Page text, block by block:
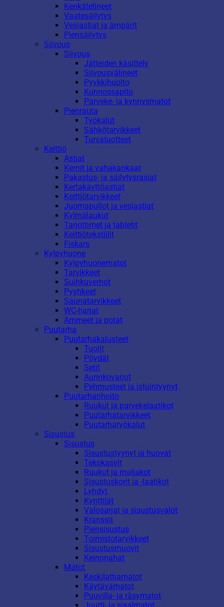
Kenkätelineet
Vaatesäilytys
Vesiastiat ja ämpärit
Piensäilytys
Siivous
Siivous
Jätteiden käsittely
Siivousvälineet
Pyykkihuolto
Kunnossapito
Parveke- ja kynnysmatot
Pienrauta
Työkalut
Sähkötarvikkeet
Turvatuotteet
Keittiö
Astiat
Kernit ja vahakankaat
Pakastus- ja säilytysrasiat
Kertakäyttöastiat
Keittiötarvikkeet
Juomapullot ja vesiastiat
Kylmälaukut
Tarjottimet ja tabletit
Keittiötekstiilit
Fiskars
Kylpyhuone
Kylpyhuonematot
Tarvikkeet
Suihkuverhot
Pyyhkeet
Saunatarvikkeet
WC-harjat
Ammeet ja potat
Puutarha
Puutarhakalusteet
Tuolit
Pöydät
Setit
Aurinkovarjot
Pehmusteet ja istuintyynyt
Puutarhanhoito
Ruukut ja parvekelaatikot
Puutarhatarvikkeet
Puutarhatyökalut
Sisustus
Sisustus
Sisustustyynyt ja huovat
Tekokasvit
Ruukut ja maljakot
Sisustuskorit ja -laatikot
Lyhdyt
Kynttilät
Valosarjat ja sisustusvalot
Kranssit
Piensisustus
Toimistotarvikkeet
Sisustusmuovit
Keinonahat
Matot
Keskilattiamatot
Käytävämatot
Puuvilla- ja räsymatot
Juutti- ja sisalmatot